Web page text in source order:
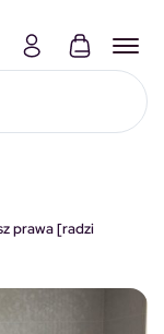
prawa [radzi